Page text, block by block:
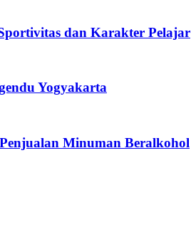
dan Karakter Pelajar
Yogyakarta
Minuman Beralkohol